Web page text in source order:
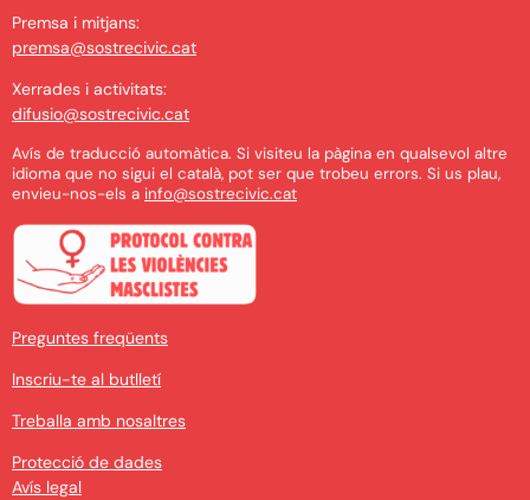
Premsa i mitjans:
premsa@sostrecivic.cat
Xerrades i activitats:
difusio@sostrecivic.cat
Avís de traducció automàtica. Si visiteu la pàgina en qualsevol altre
idioma que no sigui el català, pot ser que trobeu errors. Si us plau,
envieu-nos-els a info@sostrecivic.cat
Preguntes freqüents
Inscriu-te al butlletí
Treballa amb nosaltres
Protecció de dades
Avís legal